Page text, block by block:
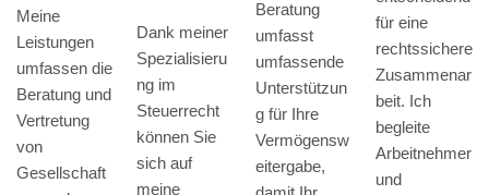
Meine
Leistungen
umfassen die
Beratung und
Vertretung
von
Gesellschaft
Dank meiner
Spezialisieru
ng im
Steuerrecht
können Sie
sich auf
meine
Beratung
umfasst
umfassende
Unterstützun
g für Ihre
Vermögensw
eitergabe,
für eine
rechtssichere
Zusammenar
beit. Ich
begleite
Arbeitnehmer
und